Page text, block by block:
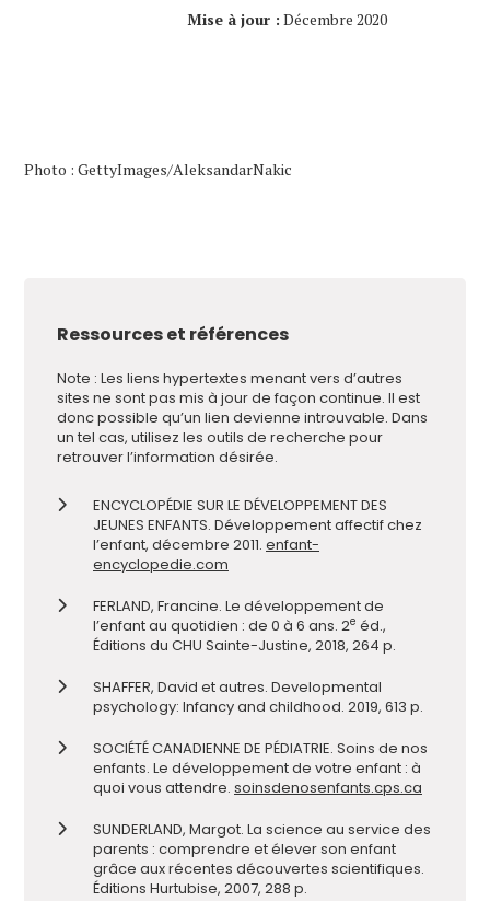
Mise à jour : Décembre 2020
Photo : GettyImages/AleksandarNakic
Ressources et références
Note : Les liens hypertextes menant vers d’autres
sites ne sont pas mis à jour de façon continue. Il est
donc possible qu’un lien devienne introuvable. Dans
un tel cas, utilisez les outils de recherche pour
retrouver l’information désirée.
ENCYCLOPÉDIE SUR LE DÉVELOPPEMENT DES
JEUNES ENFANTS. Développement affectif chez
l’enfant, décembre 2011. enfant-
encyclopedie.com
FERLAND, Francine. Le développement de
l’enfant au quotidien : de 0 à 6 ans. 2e éd.,
Éditions du CHU Sainte-Justine, 2018, 264 p.
SHAFFER, David et autres. Developmental
psychology: Infancy and childhood. 2019, 613 p.
SOCIÉTÉ CANADIENNE DE PÉDIATRIE. Soins de nos
enfants. Le développement de votre enfant : à
quoi vous attendre. soinsdenosenfants.cps.ca
SUNDERLAND, Margot. La science au service des
parents : comprendre et élever son enfant
grâce aux récentes découvertes scientifiques.
Éditions Hurtubise, 2007, 288 p.